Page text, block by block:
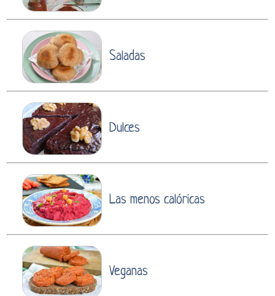
Saladas
Dulces
Las menos calóricas
Veganas